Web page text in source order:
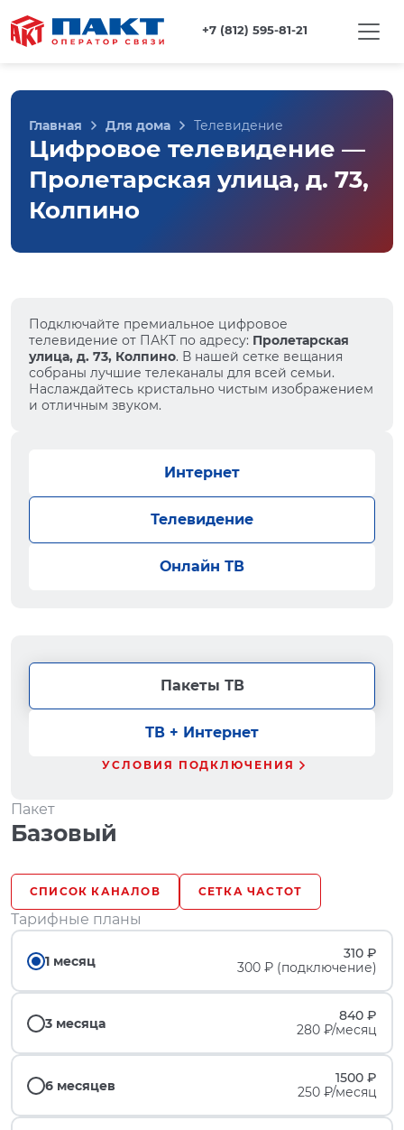
+7 (812) 595-81-21
Главная Для дома Телевидение
Цифровое телевидение —
Пролетарская улица, д. 73,
Колпино
Подключайте премиальное цифровое
телевидение от ПАКТ по адресу: Пролетарская
улица, д. 73, Колпино. В нашей сетке вещания
собраны лучшие телеканалы для всей семьи.
Наслаждайтесь кристально чистым изображением
и отличным звуком.
Интернет
Телевидение
Онлайн ТВ
Пакеты ТВ
ТВ + Интернет
УСЛОВИЯ ПОДКЛЮЧЕНИЯ
Пакет
Базовый
СПИСОК КАНАЛОВ СЕТКА ЧАСТОТ
Тарифные планы
1 месяц
310 ₽
300 ₽ (подключение)
3 месяца
840 ₽
280 ₽/месяц
6 месяцев
1500 ₽
250 ₽/месяц